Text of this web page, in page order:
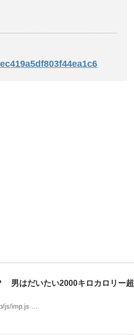
男はだいたい2000キロカロリー超
js/imp.js …